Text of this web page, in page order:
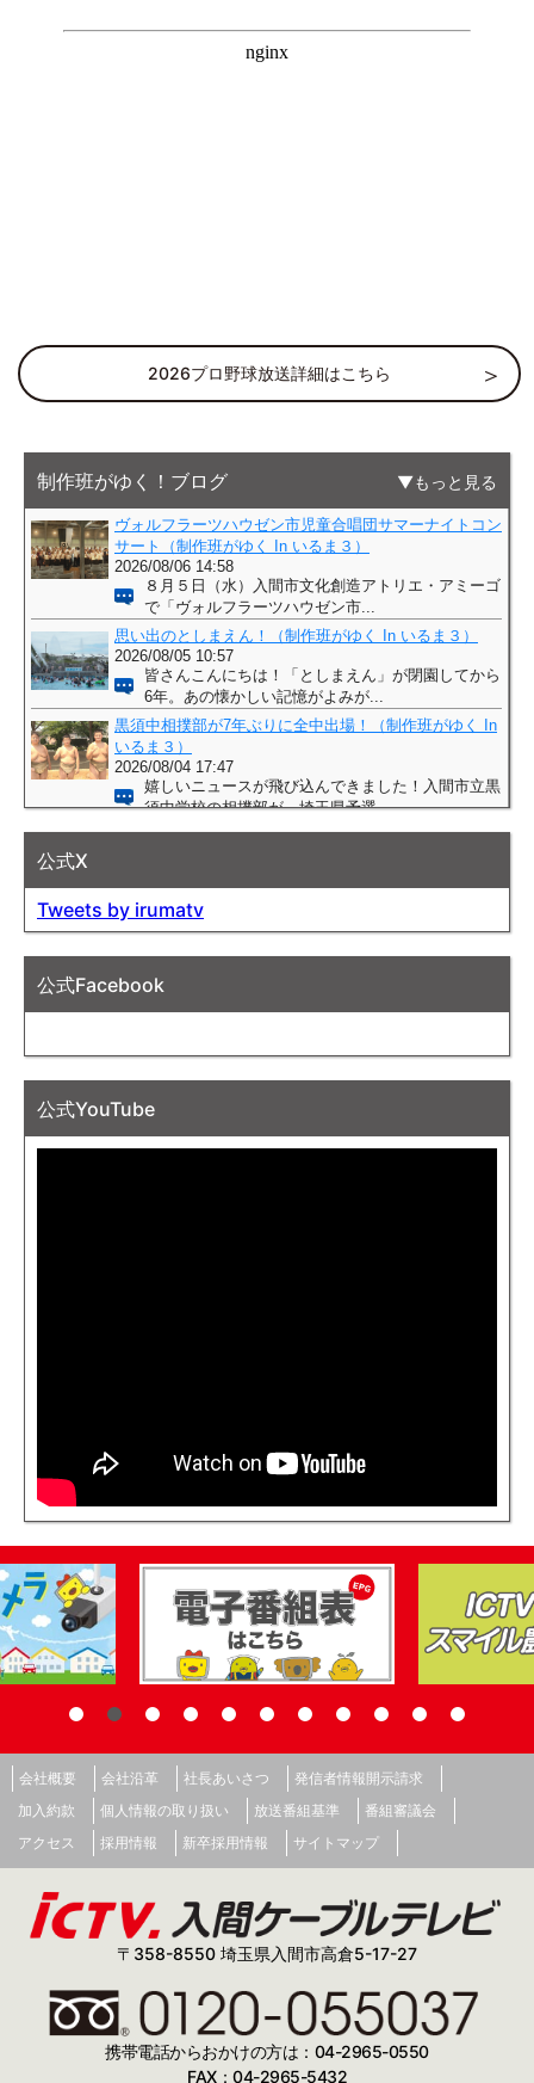
2026プロ野球放送詳細はこちら
制作班がゆく！ブログ もっと見る
公式X
Tweets by irumatv
公式Facebook
公式YouTube
会社概要 会社沿革 社長あいさつ
発信者情報開示請求
加入約款
個人情報の取り扱い 放送番組基準
番組審議会
アクセス
採用情報 新卒採用情報 サイトマップ
〒358-8550 埼玉県入間市高倉5-17-27
携帯電話からおかけの方は：04-2965-0550
FAX：04-2965-5432